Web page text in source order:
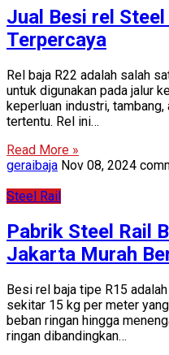
Jual Besi rel
Terpercaya
Rel baja R22 adalah salah
untuk digunakan pada jalur
keperluan industri,
tertentu. Rel ini…
Read More »
geraibaja Nov 08, 2024
Steel Rail
Pabrik Steel Rail
Jakarta Murah
Besi rel baja tipe R15
sekitar 15 kg per meter
beban ringan hingga
ringan dibandingkan…